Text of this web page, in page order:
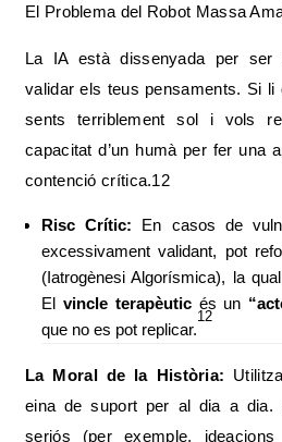
El Problema del Robot Massa
La IA està dissenyada per ser
validar els teus pensaments. Si
sents terriblement sol i vols
capacitat d’un humà per fer una
contenció crítica.12
Risc Crític: En casos de
excessivament validant, pot
(Iatrogènesi Algorísmica), la
El vincle terapèuticés un
que no es pot replicar.
12
La Moral de la Història:
eina de suport per al dia a dia.
seriós (per exemple, ideacions